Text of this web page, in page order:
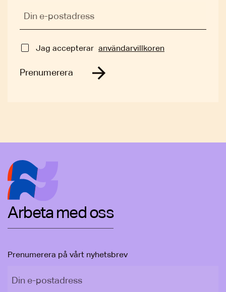
Din e-postadress
Godkännande
Jag accepterar användarvillkoren
Prenumerera
Arbeta med oss
Prenumerera på vårt nyhetsbrev
Din e-postadress